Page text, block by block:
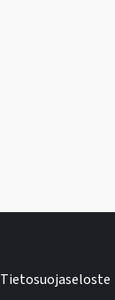
Tietosuojaseloste